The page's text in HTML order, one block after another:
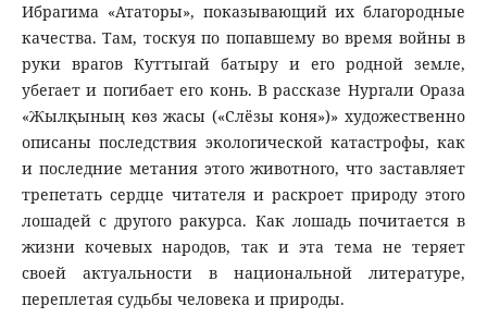
Ибрагима «Ататоры», показывающий их благородные
качества. Там, тоскуя по попавшему во время войны в
руки врагов Куттыгай батыру и его родной земле,
убегает и погибает его конь. В рассказе Нургали Ораза
«Жылқының көз жасы («Слёзы коня»)» художественно
описаны последствия экологической катастрофы, как
и последние метания этого животного, что заставляет
трепетать сердце читателя и раскроет природу этого
лошадей с другого ракурса. Как лошадь почитается в
жизни кочевых народов, так и эта тема не теряет
своей актуальности в национальной литературе,
переплетая судьбы человека и природы.